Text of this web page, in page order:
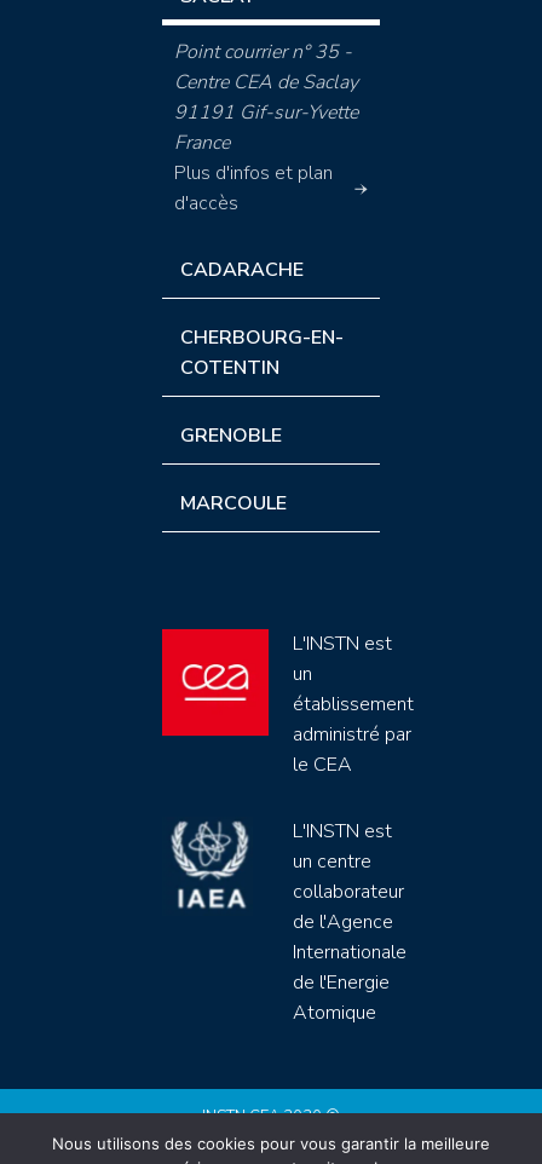
Point courrier n° 35 -
Centre CEA de Saclay
91191 Gif-sur-Yvette
France
Plus d'infos et plan
d'accès
CADARACHE
CHERBOURG-EN-
COTENTIN
GRENOBLE
MARCOULE
L'INSTN est
un
établissement
administré par
le CEA
L'INSTN est
un centre
collaborateur
de l'Agence
Internationale
de l'Energie
Atomique
INSTN CEA 2020 ©
Politique de protection de données (rgpd)
Nous utilisons des cookies pour vous garantir la meilleure